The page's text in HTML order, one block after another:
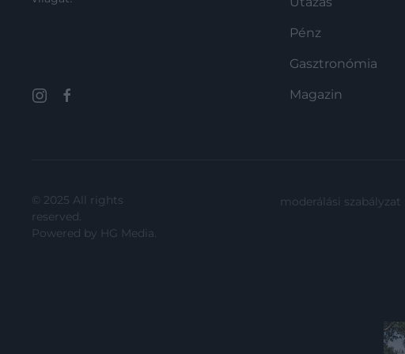
Pénz
Gasztronómia
Magazin
© 2025 All rights
reserved.
Powered by HG Media.
moderálási szabályzat